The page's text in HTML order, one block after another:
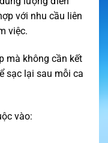
với nhu cầu liên
việc.
mà không cần kết
sạc lại sau mỗi ca
vào: